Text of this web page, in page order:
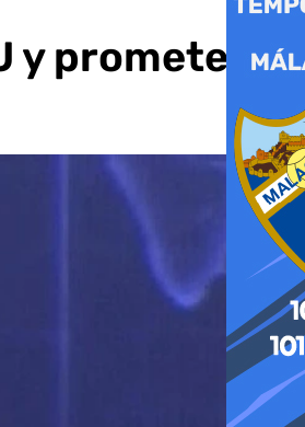
y promete